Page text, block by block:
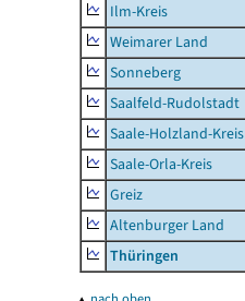
Ilm-Kreis
Weimarer Land
Sonneberg
Saalfeld-Rudolstadt
Saale-Holzland-Kreis
Saale-Orla-Kreis
Greiz
Altenburger Land
Thüringen